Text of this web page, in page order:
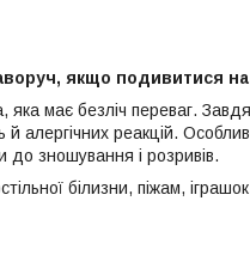
якщо подивитися
має безліч переваг.
алергічних реакцій.
до зношування і розривів.
білизни, піжам,